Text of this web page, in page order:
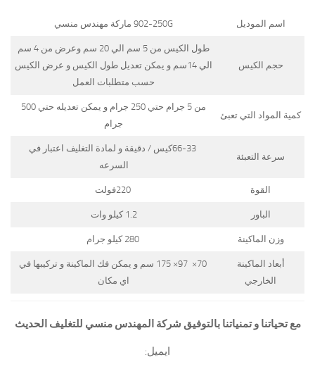
اسم الموديل 902-250G ماركة مهندس منسي
حجم الكيس
طول الكيس من 5 سم الي 20 سم وعرض من 4 سم
الي 14سم و يمكن تعديل طول الكيس و عرض الكيس
حسب متطلبات العمل
كمية المواد التي تعبئ
من 5 جرام حتي 250 جرام و يمكن تعديله حتي 500
جرام
سرعة التعبئة
66-33كيس / دقيقة و لمادة التغليف اعتبار في
السرعه
القوة 220فولت
الباور 1.2 كيلو وات
وزن الماكينة 280 كيلو جرام
أبعاد الماكينة
الخارجي
70× 97× 175 سم و يمكن فك الماكينة و تركيبها في
اي مكان
مع تحياتنا و تمنياتنا بالتوفيق شركة المهندس منسي للتغليف الحديث
ايميل: